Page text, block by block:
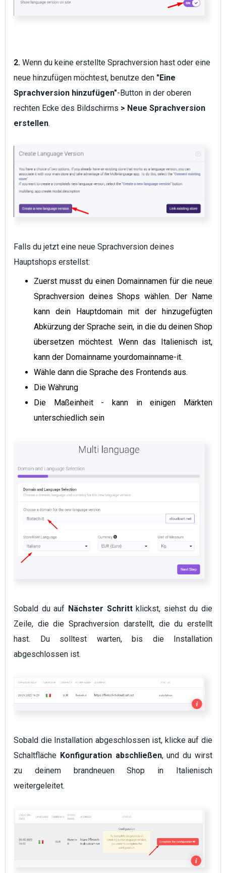
2. Wenn du keine erstellte Sprachversion hast oder eine
neue hinzufügen möchtest, benutze den "Eine
Sprachversion hinzufügen"-Button in der oberen
rechten Ecke des Bildschirms > Neue Sprachversion
erstellen.
Falls du jetzt eine neue Sprachversion deines
Hauptshops erstellst:
Zuerst musst du einen Domainnamen für die neue
Sprachversion deines Shops wählen. Der Name
kann dein Hauptdomain mit der hinzugefügten
Abkürzung der Sprache sein, in die du deinen Shop
übersetzen möchtest. Wenn das Italienisch ist,
kann der Domainname yourdomainname-it.
Wähle dann die Sprache des Frontends aus.
Die Währung
Die Maßeinheit - kann in einigen Märkten
unterschiedlich sein
Sobald du auf Nächster Schrittklickst, siehst du die
Zeile, die die Sprachversion darstellt, die du erstellt
hast. Du solltest warten, bis die Installation
abgeschlossen ist.
Sobald die Installation abgeschlossen ist, klicke auf die
Schaltfläche Konfiguration abschließen, und du wirst
zu deinem brandneuen Shop in Italienisch
weitergeleitet.